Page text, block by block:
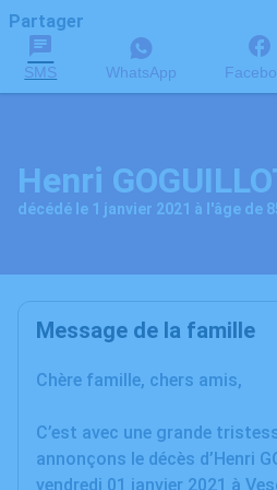
Partager
SMS WhatsApp
Henri
décédé le 1 janvier 2021 à l'âge de
Message de la famille
Chère famille, chers amis,
C’est avec une grande
annonçons le décès d’Henri
vendredi 01 janvier 2021 à